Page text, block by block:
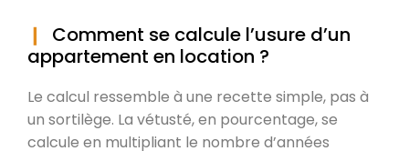
Comment se calcule l’usure d’un
appartement en location ?
Le calcul ressemble à une recette simple, pas à
un sortilège. La vétusté, en pourcentage, se
calcule en multipliant le nombre d’années